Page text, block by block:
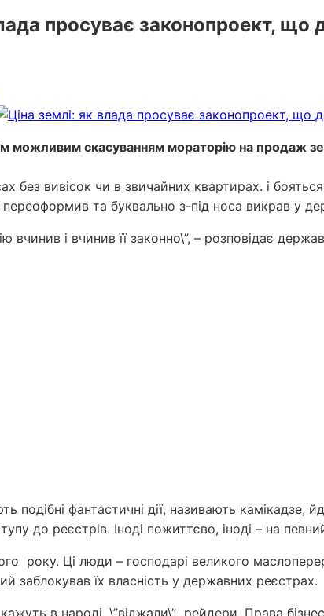
просуває законопроект, що
можливим скасуванням мораторію на продаж
без вивісок чи в звичайних квартирах. і
та буквально з-під носа викрав у
вчинив і вчинив її законно\”, – розповідає
подібні фантастичні дії, називають
до реєстрів. Іноді пожиттєво, іноді – на
року. Ці люди – господарі великого
заблокував їх власність у державних реєстрах.
в народі, \”віджали\” рейдери. Права